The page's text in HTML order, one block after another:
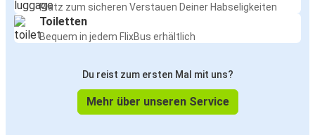
Platz zum sicheren Verstauen Deiner Habseligkeiten
Toiletten
Bequem in jedem FlixBus erhältlich
Du reist zum ersten Mal mit uns?
Mehr über unseren Service